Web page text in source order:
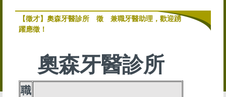
【徵才】奧森牙醫診所 徵 兼職牙醫助理，歡迎踴
躍應徵！
奧森牙醫診所
職